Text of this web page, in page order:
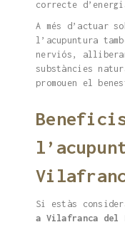
correcte
A més d’actuar
l’acupuntura
nerviós,
substàncies
promouen el
Si estàs
a Vilafranca del